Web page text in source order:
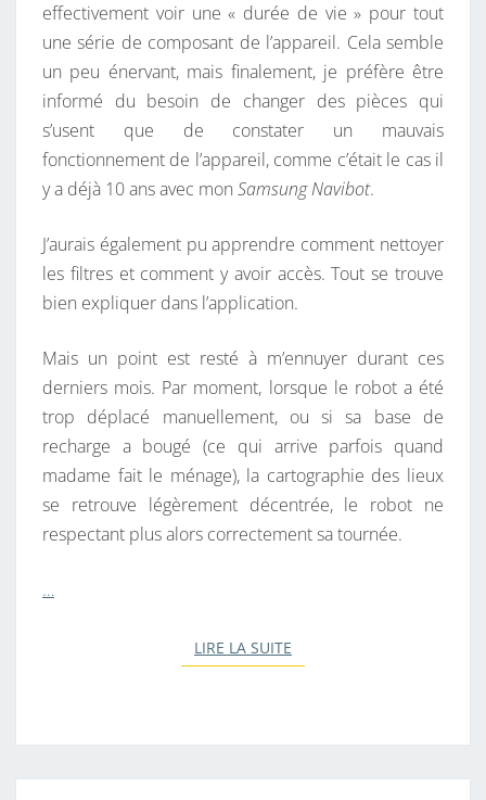
A
S
P
I
R
A
T
U
R
D
R
M
E
U
S
effectivement voir une « durée de vie » pour tout
une série de composant de l’appareil. Cela semble
un peu énervant, mais finalement, je préfère être
informé du besoin de changer des pièces qui
s’usent que de constater un mauvais
fonctionnement de l’appareil, comme c’était le cas il
y a déjà 10 ans avec mon Samsung Navibot.
J’aurais également pu apprendre comment nettoyer
les filtres et comment y avoir accès. Tout se trouve
bien expliquer dans l’application.
Mais un point est resté à m’ennuyer durant ces
derniers mois. Par moment, lorsque le robot a été
trop déplacé manuellement, ou si sa base de
recharge a bougé (ce qui arrive parfois quand
madame fait le ménage), la cartographie des lieux
se retrouve légèrement décentrée, le robot ne
respectant plus alors correctement sa tournée.
…
LIRE LA SUITE